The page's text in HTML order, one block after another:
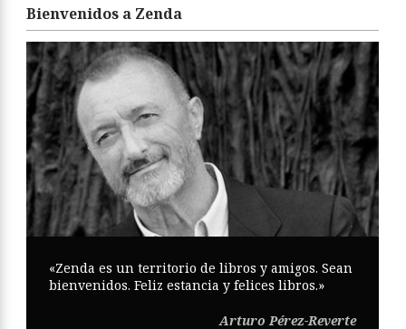
Bienvenidos a Zenda
«Zenda es un territorio de libros y amigos. Sean
bienvenidos. Feliz estancia y felices libros.»
Arturo Pérez-Reverte